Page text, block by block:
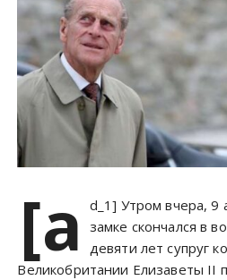
[a
d_1] Утром вчера, 9
замке скончался в
девяти лет супруг
Великобритании Елизаветы II